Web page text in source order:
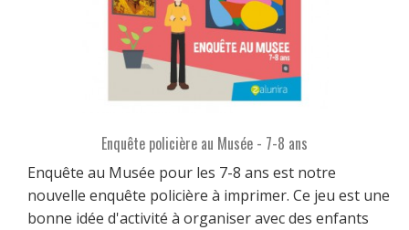
Enquête policière au Musée - 7-8 ans
Enquête au Musée pour les 7-8 ans est notre
nouvelle enquête policière à imprimer. Ce jeu est une
bonne idée d'activité à organiser avec des enfants